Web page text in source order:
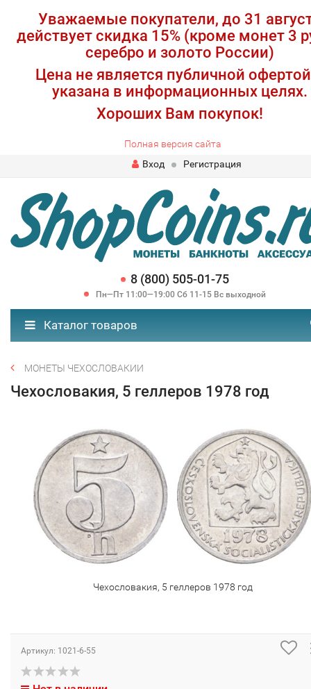
Уважаемые покупатели, до 31
действует скидка 15% (кроме монет 3
серебро и золото России)
Цена не является публичной
указана в информационных целях.
Хороших Вам покупок!
Полная версия сайта
Вход
Регистрация
8 (800) 505-01-75
Пн—Пт 11:00—19:00 Сб 11-15 Вс выходной
Каталог товаров
МОНЕТЫ ЧЕХОСЛОВАКИИ
Чехословакия, 5 геллеров 1978 год
Чехословакия, 5 геллеров 1978 год
Артикул: 1021-6-55